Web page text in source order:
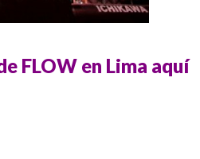
FLOW en Lima aquí